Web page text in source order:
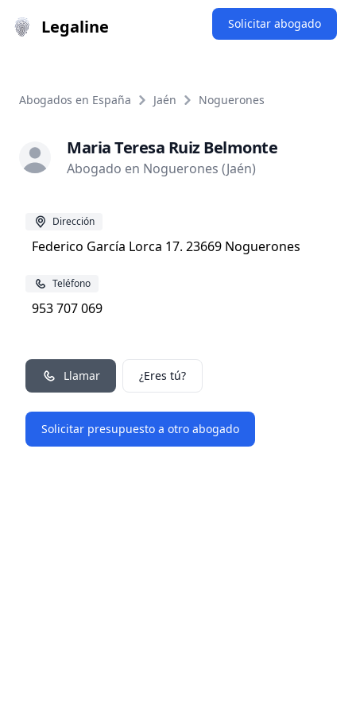
Legaline Solicitar abogado
Abogados en España Jaén Noguerones
Maria Teresa Ruiz Belmonte
Abogado en Noguerones (Jaén)
Dirección
Federico García Lorca 17. 23669 Noguerones
Teléfono
953 707 069
Llamar ¿Eres tú?
Solicitar presupuesto a otro abogado